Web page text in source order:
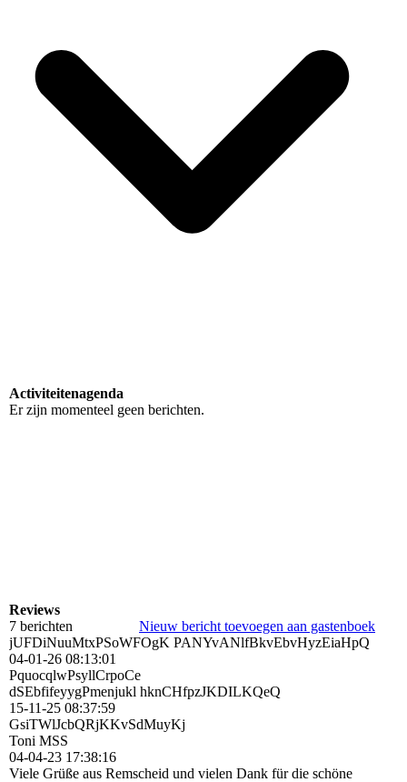
Activiteitenagenda
Er zijn momenteel geen berichten.
Reviews
7 berichten
Nieuw bericht toevoegen aan gastenboek
jUFDiNuuMtxPSoWFOgK PANYvANlfBkvEbvHyzEiaHpQ
04-01-26 08:13:01
PquocqlwPsyllCrpoCe
dSEbfifeyygPmenjukl hknCHfpzJKDILKQeQ
15-11-25 08:37:59
GsiTWlJcbQRjKKvSdMuyKj
Toni MSS
04-04-23 17:38:16
Viele Grüße aus Remscheid und vielen Dank für die schöne